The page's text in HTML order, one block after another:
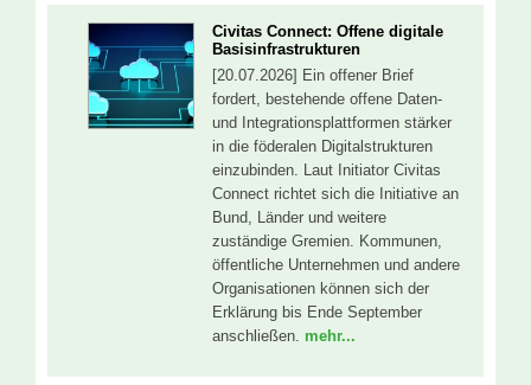
Civitas Connect: Offene digitale
Basisinfrastrukturen
[20.07.2026] Ein offener Brief
fordert, bestehende offene Daten-
und Integrationsplattformen stärker
in die föderalen Digitalstrukturen
einzubinden. Laut Initiator Civitas
Connect richtet sich die Initiative an
Bund, Länder und weitere
zuständige Gremien. Kommunen,
öffentliche Unternehmen und andere
Organisationen können sich der
Erklärung bis Ende September
anschließen. mehr...